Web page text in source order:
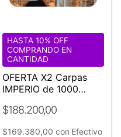
OFERTA X2 Carpas
IMPERIO de 1000
mt
$188.200,00
HASTA 10% OFF
COMPRANDO EN
CANTIDAD
$169.380,00 con Efectivo